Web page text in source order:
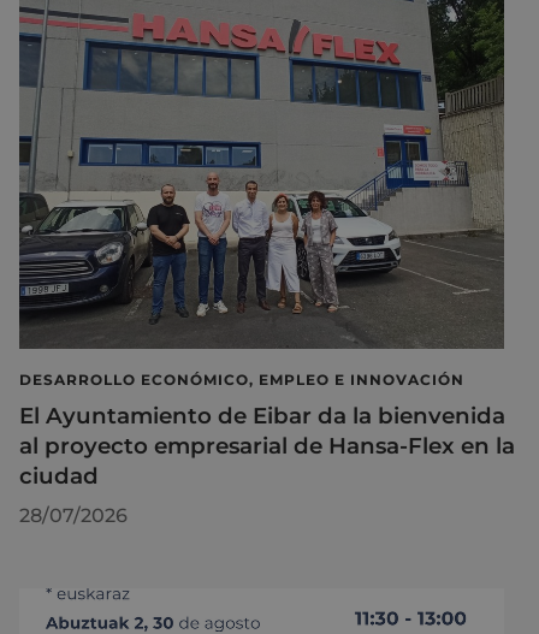
DESARROLLO ECONÓMICO, EMPLEO E INNOVACIÓN
El Ayuntamiento de Eibar da la bienvenida
al proyecto empresarial de Hansa-Flex en la
ciudad
28/07/2026